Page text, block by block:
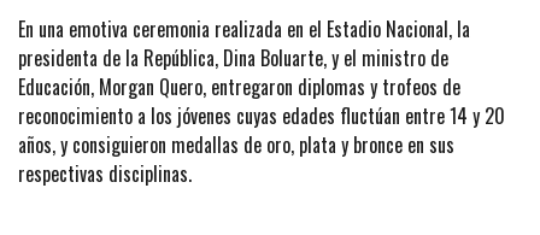
En una emotiva ceremonia realizada en el Estadio Nacional, la
presidenta de la República, Dina Boluarte, y el ministro de
Educación, Morgan Quero, entregaron diplomas y trofeos de
reconocimiento a los jóvenes cuyas edades fluctúan entre 14 y 20
años, y consiguieron medallas de oro, plata y bronce en sus
respectivas disciplinas.